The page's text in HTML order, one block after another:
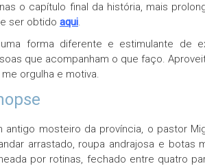
o capítulo final da história, mais
ser obtido aqui.
forma diferente e estimulante de
que acompanham o que faço.
orgulha e motiva.
antigo mosteiro da província, o pastor
arrastado, roupa andrajosa e
por rotinas, fechado entre quatro